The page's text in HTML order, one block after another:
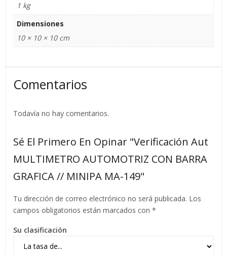
1 kg
Dimensiones
10 × 10 × 10 cm
Comentarios
Todavía no hay comentarios.
Sé El Primero En Opinar "Verificación Aut
MULTIMETRO AUTOMOTRIZ CON BARRA
GRAFICA // MINIPA MA-149"
Tu dirección de correo electrónico no será publicada. Los
campos obligatorios están marcados con *
Su clasificación